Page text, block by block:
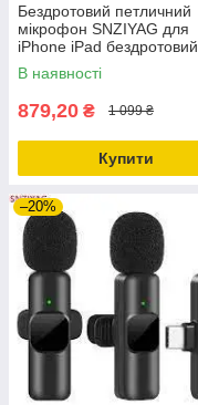
Бездротовий петличний
мікрофон SNZIYAG для
iPhone iPad бездротовий
мікрофон Plug-Play
В наявності
879,20 ₴ 1 099 ₴
Купити
–20%